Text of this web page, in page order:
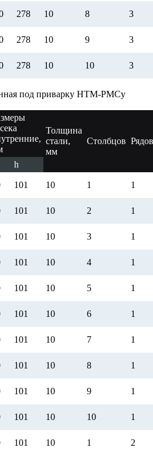
278 10 8 3
278 10 9 3
278 10 10 3
под приварку НТМ-РМСу
Толщина
стали,
мм
Столбцов Рядов
h
101 10 1 1
101 10 2 1
101 10 3 1
101 10 4 1
101 10 5 1
101 10 6 1
101 10 7 1
101 10 8 1
101 10 9 1
101 10 10 1
101 10 1 2